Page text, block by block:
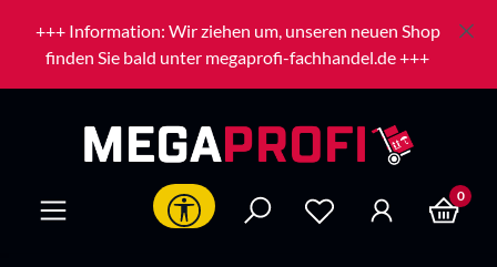
Zum Hauptinhalt springen
+++ Information: Wir ziehen um, unseren neuen Shop
finden Sie bald unter megaprofi-fachhandel.de +++
Werkzeugleiste anzeigen 0